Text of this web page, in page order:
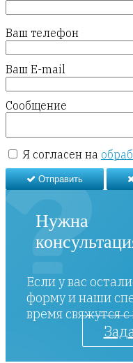
Ваш телефон
Ваш E-mail
Сообщение
Я согласен на
Отправить
Нужна
Если у вас
форму и наши
время свяжутся